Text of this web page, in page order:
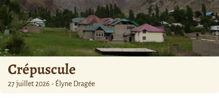
Crépuscule
27 juillet 2026 - Élyne Dragée